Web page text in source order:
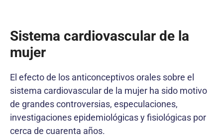
Sistema cardiovascular de la
mujer
El efecto de los anticonceptivos orales sobre el
sistema cardiovascular de la mujer ha sido motivo
de grandes controversias, especulaciones,
investigaciones epidemiológicas y fisiológicas por
cerca de cuarenta años.